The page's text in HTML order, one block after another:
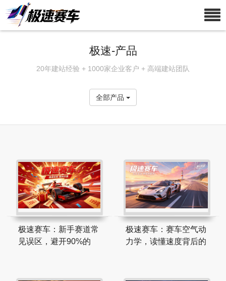
极速-产品
20年建站经验 + 1000家企业客户 + 高端建站团队
全部产品
极速赛车：新手赛道常
见误区，避开90%的
极速赛车：赛车空气动
力学，读懂速度背后的